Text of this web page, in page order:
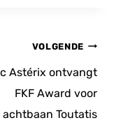
VOLGENDE
Astérix ontvangt
FKF Award voor
achtbaan Toutatis